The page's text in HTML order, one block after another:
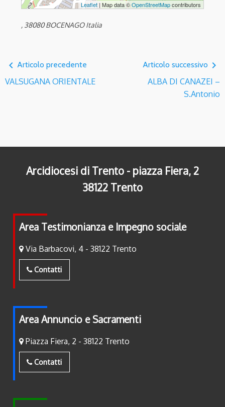
Leaflet | Map data ©OpenStreetMapcontributors
, 38080 BOCENAGO Italia
navigate_before Articolo precedente
VALSUGANA ORIENTALE
Articolo successivo navigate_next
ALBA DI CANAZEI –
S.Antonio
Arcidiocesi di Trento - piazza Fiera, 2
38122 Trento
Area Testimonianza e Impegno sociale
Via Barbacovi, 4 - 38122 Trento
Contatti
Area Annuncio e Sacramenti
Piazza Fiera, 2 - 38122 Trento
Contatti